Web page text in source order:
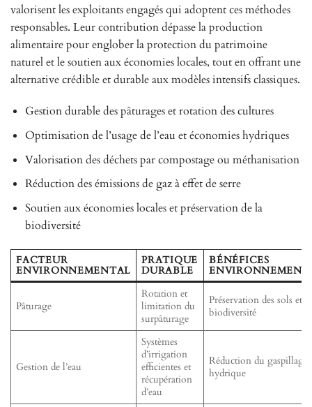
valorisent les exploitants engagés qui adoptent ces méthodes
responsables. Leur contribution dépasse la production
alimentaire pour englober la protection du patrimoine
naturel et le soutien aux économies locales, tout en offrant une
alternative crédible et durable aux modèles intensifs classiques.
Gestion durable des pâturages et rotation des cultures
Optimisation de l’usage de l’eau et économies hydriques
Valorisation des déchets par compostage ou méthanisation
Réduction des émissions de gaz à effet de serre
Soutien aux économies locales et préservation de la
biodiversité
FACTEUR
ENVIRONNEMENTAL
PRATIQUE
DURABLE
BÉNÉFICES
Pâturage
Rotation et
limitation du
surpâturage
Préservation des sols et
biodiversité
Gestion de l’eau
Systèmes
d’irrigation
efficientes et
récupération
d’eau
Réduction du gaspillage
hydrique